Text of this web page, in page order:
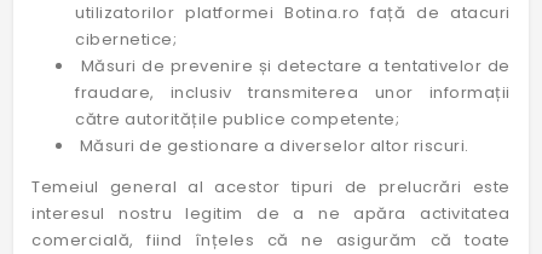
utilizatorilor platformei Botina.ro față de atacuri
cibernetice;
Măsuri de prevenire și detectare a tentativelor de
fraudare, inclusiv transmiterea unor informații
către autoritățile publice competente;
Măsuri de gestionare a diverselor altor riscuri.
Temeiul general al acestor tipuri de prelucrări este
interesul nostru legitim de a ne apăra activitatea
comercială, fiind înțeles că ne asigurăm că toate